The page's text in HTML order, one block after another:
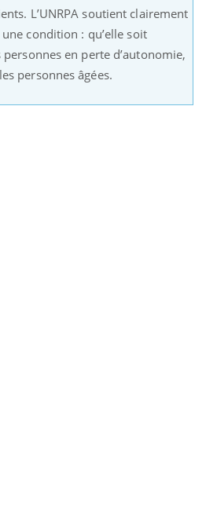
L’UNRPA soutient clairement
condition : qu’elle soit
en perte d’autonomie,
personnes âgées.